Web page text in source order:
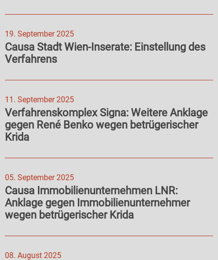
19. September 2025
Causa Stadt Wien-Inserate: Einstellung des
Verfahrens
11. September 2025
Verfahrenskomplex Signa: Weitere Anklage
gegen René Benko wegen betrügerischer
Krida
05. September 2025
Causa Immobilienunternehmen LNR:
Anklage gegen Immobilienunternehmer
wegen betrügerischer Krida
08. August 2025